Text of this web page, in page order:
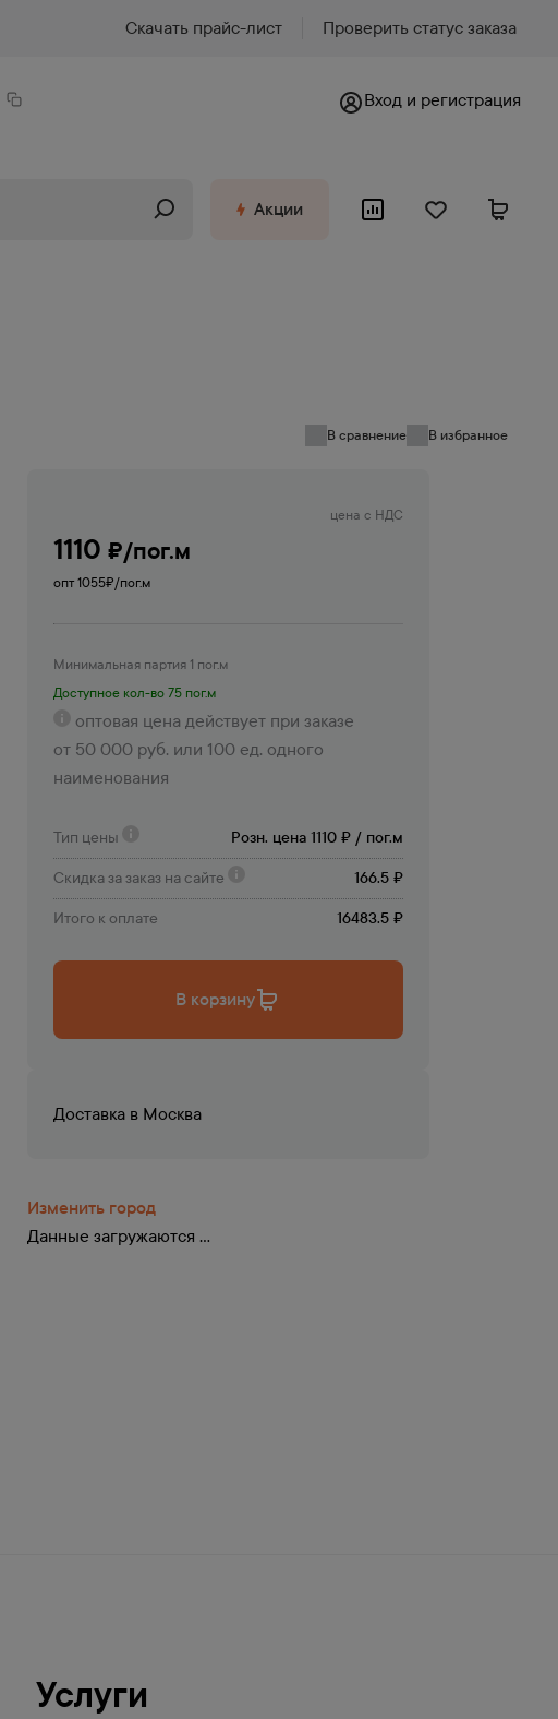
Скачать прайс-лист Проверить статус заказа
Вход и регистрация
Акции
В сравнение В избранное
цена с НДС
1110 ₽/пог.м
опт 1055₽/пог.м
Минимальная партия 1 пог.м
Доступное кол-во 75 пог.м
оптовая цена действует при заказе
от 50 000 руб. или 100 ед. одного
наименования
Тип цены Розн. цена 1110 ₽ / пог.м
Скидка за заказ на сайте 166.5 ₽
Итого к оплате 16483.5 ₽
В корзину
Доставка в Москва
Изменить город
Данные загружаются ...
Услуги